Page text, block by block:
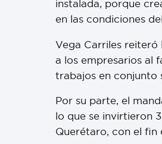
instalada, porque
en las condiciones
Vega Carriles reiteró
a los empresarios al
trabajos en conjunto
Por su parte, el
lo que se invirtieron
Querétaro, con el fin